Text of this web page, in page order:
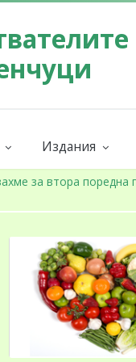
Издания
за втора поредна